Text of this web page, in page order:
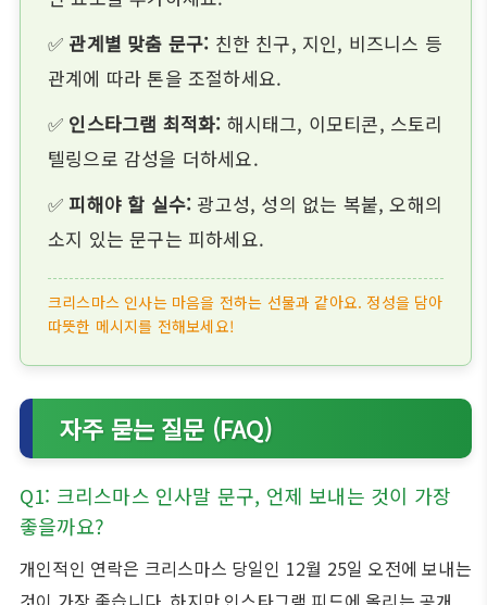
✅ 관계별 맞춤 문구: 친한 친구, 지인, 비즈니스 등
관계에 따라 톤을 조절하세요.
✅ 인스타그램 최적화: 해시태그, 이모티콘, 스토리
텔링으로 감성을 더하세요.
✅ 피해야 할 실수: 광고성, 성의 없는 복붙, 오해의
소지 있는 문구는 피하세요.
크리스마스 인사는 마음을 전하는 선물과 같아요. 정성을 담아
따뜻한 메시지를 전해보세요!
자주 묻는 질문 (FAQ)
Q1: 크리스마스 인사말 문구, 언제 보내는 것이 가장
좋을까요?
개인적인 연락은 크리스마스 당일인 12월 25일 오전에 보내는